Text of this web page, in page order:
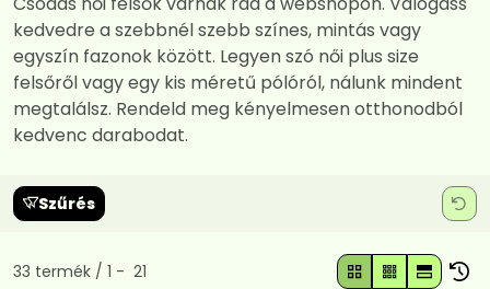
kedvedre a szebbnél szebb színes, mintás vagy
egyszín fazonok között. Legyen szó női plus size
felsőről vagy egy kis méretű pólóról, nálunk mindent
megtalálsz. Rendeld meg kényelmesen otthonodból
kedvenc darabodat.
Szűrés
Összes termék a kategóriában
33 termék 1 21